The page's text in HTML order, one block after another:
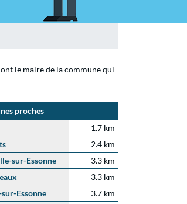
le maire de la commune qui
proches
1.7 km
2.4 km
sur-Essonne
3.3 km
3.3 km
Essonne
3.7 km